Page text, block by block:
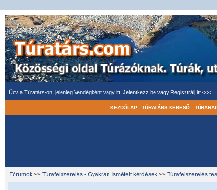
Üdv a Túratárs-on, jelenleg Vendégként vagy itt. Jelentkezz be vagy Regisztrálj itt <<<
KEZDŐLAP TÚRATÁRS KERESŐ
Fórumok >> Túrafelszerelés - Gyakran Ismételt kérdések >> Túrafelszerelés